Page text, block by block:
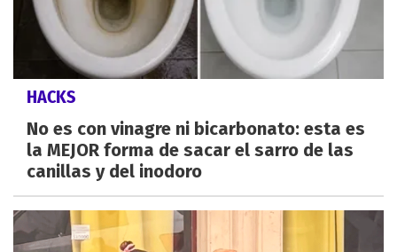
HACKS
No es con vinagre ni bicarbonato: esta es
la MEJOR forma de sacar el sarro de las
canillas y del inodoro